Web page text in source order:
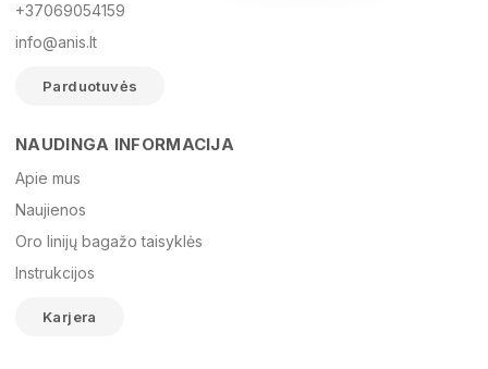
El. paštas
Žinutė
+37069054159
info@anis.lt
Parduotuvės
NAUDINGA INFORMACIJA
Apie mus
Naujienos
Oro linijų bagažo taisyklės
Instrukcijos
Karjera